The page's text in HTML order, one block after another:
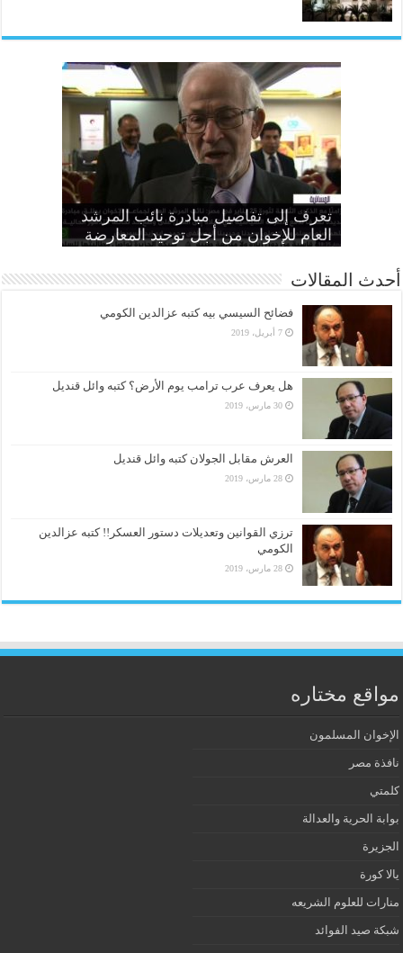
تعرف إلى تفاصيل مبادرة نائب المرشد
العام للإخوان من أجل توحيد المعارضة
“الإخوان”: تأييد النقض بإعدام تسعة
مواطنين بهزلية النائب العام يؤكد تحول
القضاء لألعوبة في يد العسكر
“متحدثة الإخوان” تطالب الانقلاب بوقف
الانتهاكات بحق المرأة وإطلاق سراح كل
الحرائر
“المجلس الثوري”: التحرك ضد الأنظمة
الطاغية “واجب وطني وضرورة
اقتصادية”
أمين عام الإخوان: لا تصالح مع القتلة ولا
بديل عن القصاص
أحدث المقالات
فضائح السيسي بيه كتبه عزالدين الكومي
7 أبريل، 2019
هل يعرف عرب ترامب يوم الأرض؟ كتبه وائل قنديل
30 مارس، 2019
العرش مقابل الجولان كتبه وائل قنديل
28 مارس، 2019
ترزي القوانين وتعديلات دستور العسكر!! كتبه عزالدين
الكومي
28 مارس، 2019
مواقع مختاره
الإخوان المسلمون
نافذة مصر
كلمتي
بوابة الحرية والعدالة
الجزيرة
يالا كورة
منارات للعلوم الشريعه
شبكة صيد الفوائد